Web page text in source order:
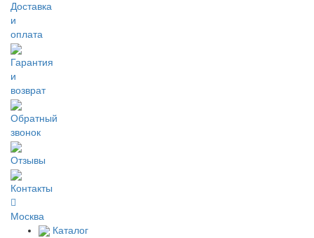
Доставка
и
оплата
Гарантия
и
возврат
Обратный
звонок
Отзывы
Контакты
Москва
Каталог